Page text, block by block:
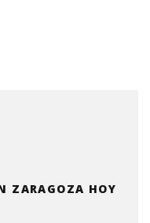
ZARAGOZA HOY